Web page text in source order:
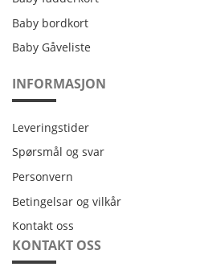
Baby bordkort
Baby Gåveliste
INFORMASJON
Leveringstider
Leveringstider
Spørsmål og svar
Personvern
Personvern
Betingelsar og vilkår
Betingelsar og vilkår
Kontakt oss
Kontakt oss
KONTAKT OSS